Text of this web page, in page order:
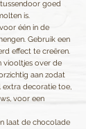
goed
is.
één in de
Gebruik een
effect te creëren.
viooltjes over de
aan zodat
extra decoratie toe,
voor een
laat de chocolade